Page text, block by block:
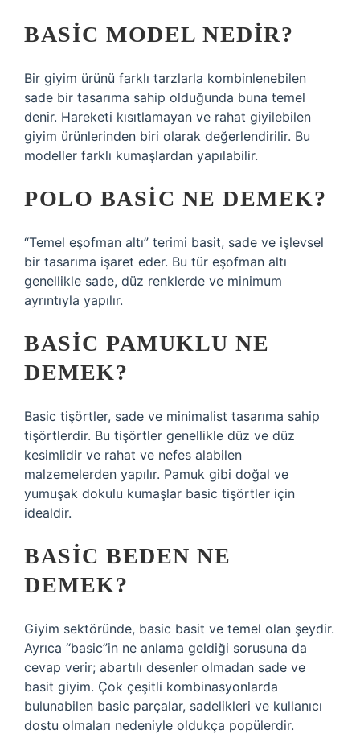
BASIC MODEL NEDIR?
Bir giyim ürünü farklı tarzlarla kombinlenebilen
sade bir tasarıma sahip olduğunda buna temel
denir. Hareketi kısıtlamayan ve rahat giyilebilen
giyim ürünlerinden biri olarak değerlendirilir. Bu
modeller farklı kumaşlardan yapılabilir.
POLO BASIC NE DEMEK?
“Temel eşofman altı” terimi basit, sade ve işlevsel
bir tasarıma işaret eder. Bu tür eşofman altı
genellikle sade, düz renklerde ve minimum
ayrıntıyla yapılır.
BASIC PAMUKLU NE
DEMEK?
Basic tişörtler, sade ve minimalist tasarıma sahip
tişörtlerdir. Bu tişörtler genellikle düz ve düz
kesimlidir ve rahat ve nefes alabilen
malzemelerden yapılır. Pamuk gibi doğal ve
yumuşak dokulu kumaşlar basic tişörtler için
idealdir.
BASIC BEDEN NE
DEMEK?
Giyim sektöründe, basic basit ve temel olan şeydir.
Ayrıca “basic”in ne anlama geldiği sorusuna da
cevap verir; abartılı desenler olmadan sade ve
basit giyim. Çok çeşitli kombinasyonlarda
bulunabilen basic parçalar, sadelikleri ve kullanıcı
dostu olmaları nedeniyle oldukça popülerdir.